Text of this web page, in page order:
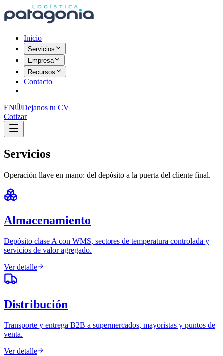
Inicio
Servicios
Empresa
Recursos
Contacto
EN
Dejanos tu CV
Cotizar
Servicios
Operación llave en mano: del depósito a la puerta del cliente final.
Almacenamiento
Depósito clase A con WMS, sectores de temperatura controlada y
servicios de valor agregado.
Ver detalle
Distribución
Transporte y entrega B2B a supermercados, mayoristas y puntos de
venta.
Ver detalle